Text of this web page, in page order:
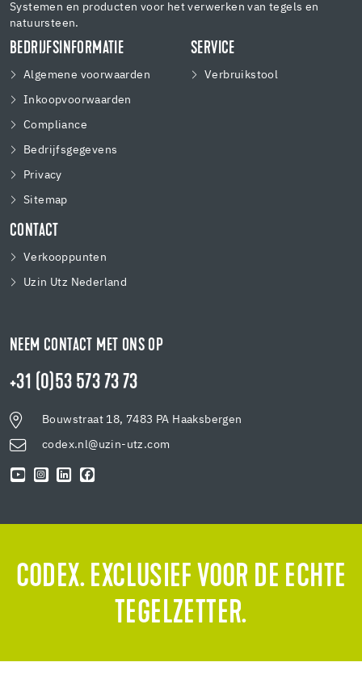
Systemen en producten voor het verwerken van tegels en
natuursteen.
BEDRIJFSINFORMATIE
Algemene voorwaarden
Inkoopvoorwaarden
Compliance
Bedrijfsgegevens
Privacy
Sitemap
SERVICE
Verbruikstool
CONTACT
Verkooppunten
Uzin Utz Nederland
NEEM CONTACT MET ONS OP
+31 (0)53 573 73 73
Bouwstraat 18, 7483 PA Haaksbergen
codex.nl@uzin-utz.com
CODEX. EXCLUSIEF VOOR DE ECHTE
TEGELZETTER.